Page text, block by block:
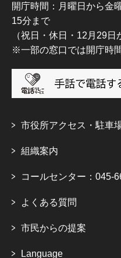
開庁時間：月曜日から金
15分まで
（祝日・休日・12月29日
※一部の窓口では開庁時
市役所アクセス・駐車
組織案内
コールセンター：045-
よくある質問
市民からの提案
Language